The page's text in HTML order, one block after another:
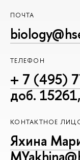
ПОЧТА
ТЕЛЕФОН
+ 7 (495)
доб.
КОНТАКТНОЕ
Яхина